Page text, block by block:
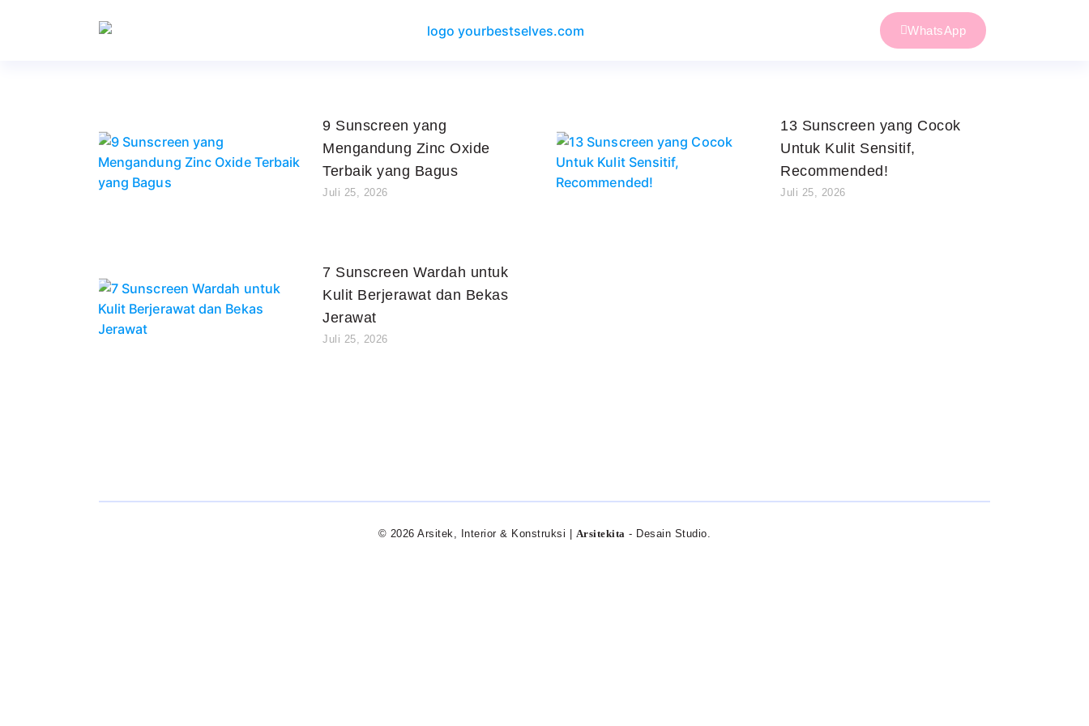
WhatsApp
9 Sunscreen yang
Mengandung Zinc Oxide
Terbaik yang Bagus
Juli 25, 2026
13 Sunscreen yang Cocok
Untuk Kulit Sensitif,
Recommended!
Juli 25, 2026
7 Sunscreen Wardah untuk
Kulit Berjerawat dan Bekas
Jerawat
Juli 25, 2026
© 2026 Arsitek, Interior & Konstruksi | Arsitekita - Desain Studio.